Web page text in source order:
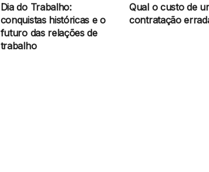
Dia do Trabalho:
conquistas históricas e o
futuro das relações de
trabalho
Qual o custo de
contratação